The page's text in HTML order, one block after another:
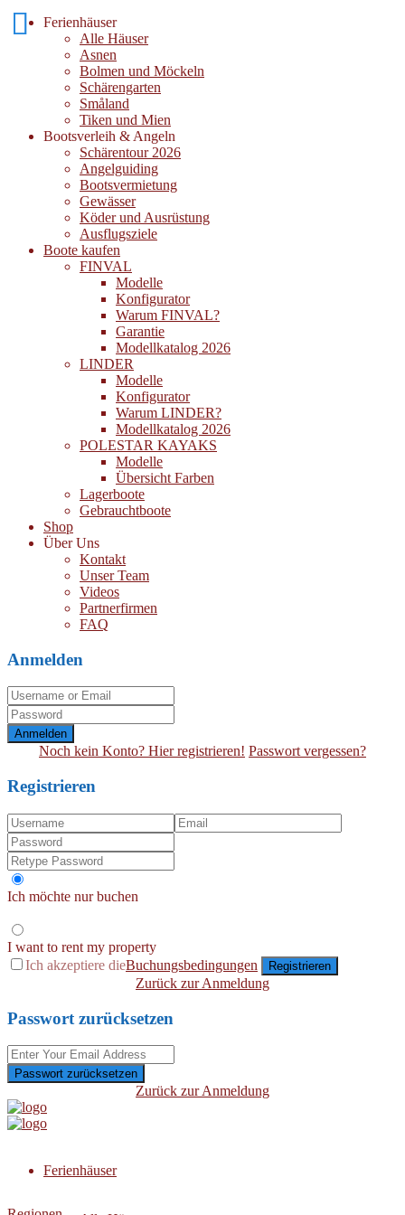
Ferienhäuser
Alle Häuser
Asnen
Bolmen und Möckeln
Schärengarten
Småland
Tiken und Mien
Bootsverleih & Angeln
Schärentour 2026
Angelguiding
Bootsvermietung
Gewässer
Köder und Ausrüstung
Ausflugsziele
Boote kaufen
FINVAL
Modelle
Konfigurator
Warum FINVAL?
Garantie
Modellkatalog 2026
LINDER
Modelle
Konfigurator
Warum LINDER?
Modellkatalog 2026
POLESTAR KAYAKS
Modelle
Übersicht Farben
Lagerboote
Gebrauchtboote
Shop
Über Uns
Kontakt
Unser Team
Videos
Partnerfirmen
FAQ
Anmelden
Anmelden
Noch kein Konto? Hier registrieren! Passwort vergessen?
Registrieren
Ich möchte nur buchen
I want to rent my property
Ich akzeptiere dieBuchungsbedingungen Registrieren
Zurück zur Anmeldung
Passwort zurücksetzen
Passwort zurücksetzen
Zurück zur Anmeldung
Ferienhäuser